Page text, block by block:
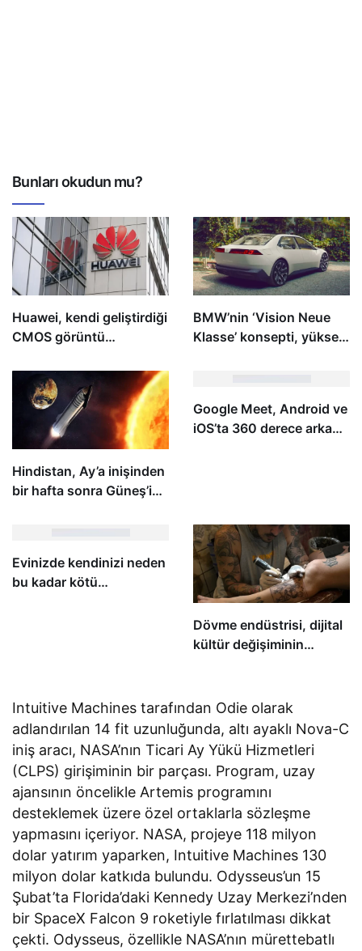
Bunları okudun mu?
Huawei, kendi geliştirdiği
CMOS görüntü
çalışıyor
BMW’nin ‘Vision Neue
Klasse’ konsepti, yüksek
tanıtıyor
Hindistan, Ay’a inişinden
bir hafta sonra Güneş’i
aracı fırlattı
Google Meet, Android ve
iOS’ta 360 derece arka
Evinizde kendinizi neden
bu kadar kötü
Dövme endüstrisi, dijital
kültür değişiminin
Intuitive Machines tarafından Odie olarak
adlandırılan 14 fit uzunluğunda, altı ayaklı Nova-C
iniş aracı, NASA’nın Ticari Ay Yükü Hizmetleri
(CLPS) girişiminin bir parçası. Program, uzay
ajansının öncelikle Artemis programını
desteklemek üzere özel ortaklarla sözleşme
yapmasını içeriyor. NASA, projeye 118 milyon
dolar yatırım yaparken, Intuitive Machines 130
milyon dolar katkıda bulundu. Odysseus’un 15
Şubat’ta Florida’daki Kennedy Uzay Merkezi’nden
bir SpaceX Falcon 9 roketiyle fırlatılması dikkat
çekti. Odysseus, özellikle NASA’nın mürettebatlı